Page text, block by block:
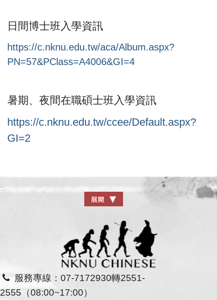
日間博士班入學資訊
https://c.nknu.edu.tw/aca/Album.aspx?
PN=57&PClass=A4006&GI=4
暑期、夜間在職碩士班入學資訊
https://c.nknu.edu.tw/ccee/Default.aspx?
GI=2
:::
服務專線：07-7172930轉2551-
2555（08:00~17:00）